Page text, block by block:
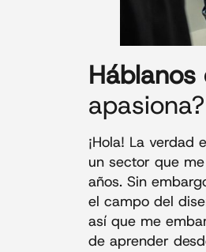
¡Hola! La verdad
un sector que
años. Sin
el campo del
así que me
de aprender